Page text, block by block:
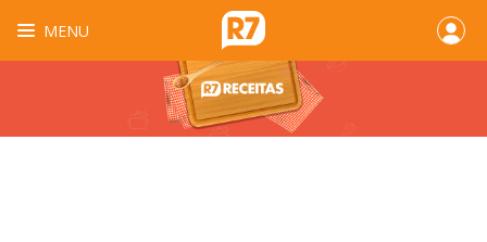
MENU